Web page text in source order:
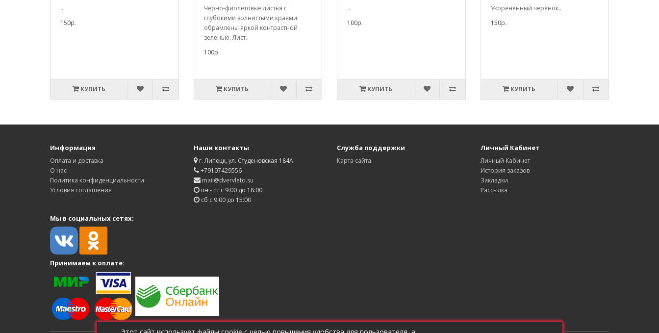
..
150р.
КУПИТЬ
Черно-фиолетовые листья с
глубокими волнистыми краями
обрамлены яркой контрастной
зеленью. Лист..
100р.
КУПИТЬ
..
100р.
КУПИТЬ
Укорененный черенок..
150р.
КУПИТЬ
Информация
Оплата и доставка
О нас
Политика конфиденциальности
Условия соглашения
Наши контакты
г. Липецк, ул. Студеновская 184А
+79107429556
mail@dvervleto.su
пн - пт с 9:00 до 18:00
сб с 9:00 до 15:00
Служба поддержки
Карта сайта
Личный Кабинет
Личный Кабинет
История заказов
Закладки
Рассылка
Мы в социальных сетях:
Принимаем к оплате: